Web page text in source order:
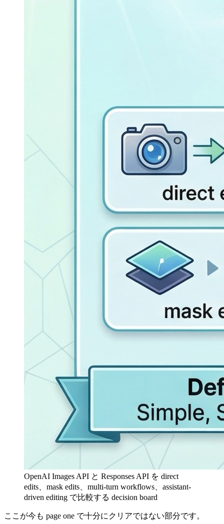
OpenAI Images API と Responses API を direct
edits、mask edits、multi-turn workflows、assistant-
driven editing で比較する decision board
ここが今も page one で十分にクリアではない部分です。